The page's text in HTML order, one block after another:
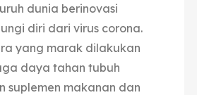
dunia berinovasi
diri dari virus corona.
yang marak dilakukan
daya tahan tubuh
suplemen makanan dan